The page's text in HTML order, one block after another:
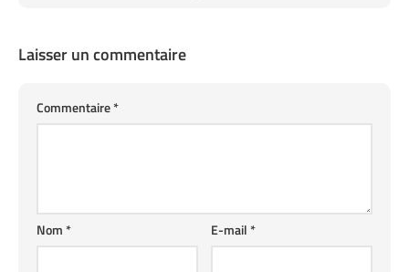
Laisser un commentaire
Commentaire*
E-mail*
Nom*